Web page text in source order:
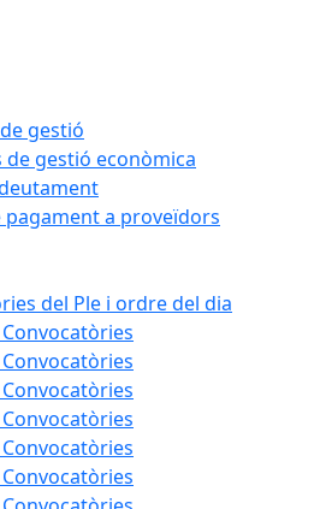
gestió
gestió econòmica
pagament a proveïdors
del Ple i ordre del dia